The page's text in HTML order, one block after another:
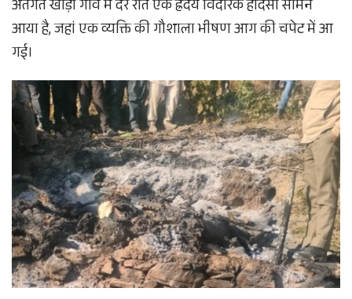
अंतर्गत खाड़ी गांव में देर रात एक ह्रदय विदारक हादसा सामने
आया है, जहां एक व्यक्ति की गौशाला भीषण आग की चपेट में आ
गई।